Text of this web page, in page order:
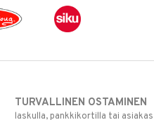
TURVALLINEN OSTAMINEN
laskulla, pankkikortilla tai